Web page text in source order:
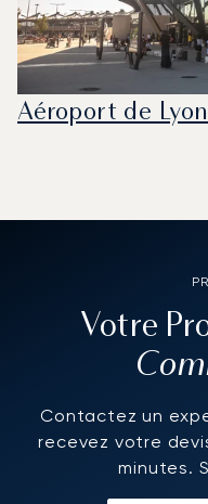
Aéroport de
Votre
Contactez un
recevez votre
minutes.